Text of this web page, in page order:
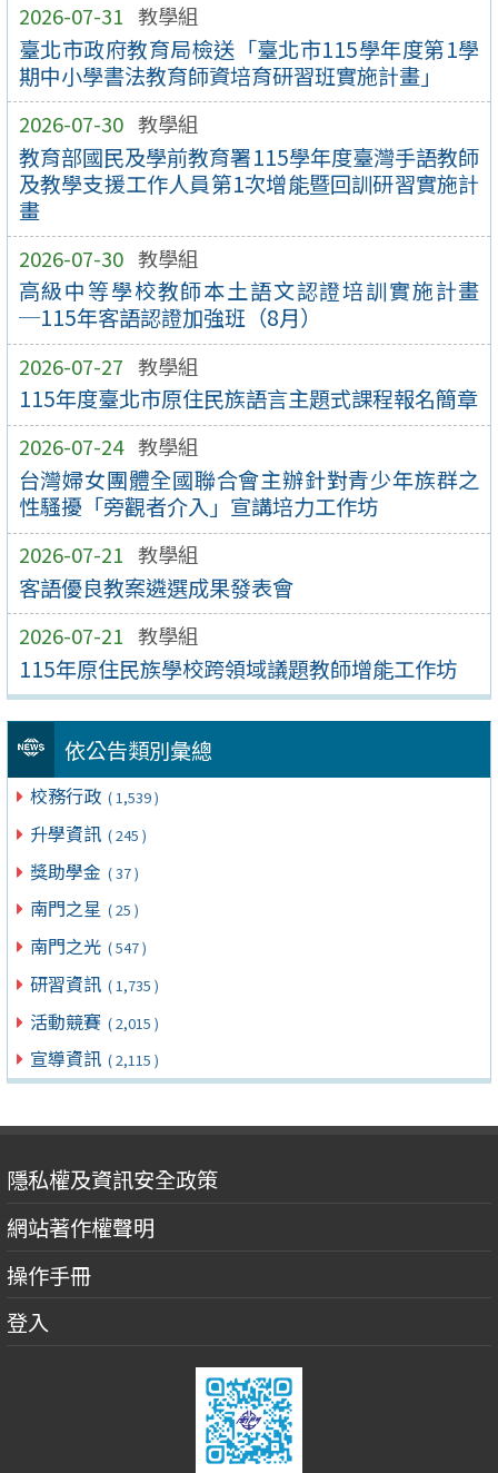
2026-07-31 教學組
臺北市政府教育局檢送「臺北市115學年度第1學
期中小學書法教育師資培育研習班實施計畫」
2026-07-30 教學組
教育部國民及學前教育署115學年度臺灣手語教師
及教學支援工作人員第1次增能暨回訓研習實施計
畫
2026-07-30 教學組
高級中等學校教師本土語文認證培訓實施計畫
─115年客語認證加強班（8月）
2026-07-27 教學組
115年度臺北市原住民族語言主題式課程報名簡章
2026-07-24 教學組
台灣婦女團體全國聯合會主辦針對青少年族群之
性騷擾「旁觀者介入」宣講培力工作坊
2026-07-21 教學組
客語優良教案遴選成果發表會
2026-07-21 教學組
115年原住民族學校跨領域議題教師增能工作坊
依公告類別彙總
校務行政 ( 1,539 )
升學資訊 ( 245 )
獎助學金 ( 37 )
南門之星 ( 25 )
南門之光 ( 547 )
研習資訊 ( 1,735 )
活動競賽 ( 2,015 )
宣導資訊 ( 2,115 )
隱私權及資訊安全政策
網站著作權聲明
操作手冊
登入